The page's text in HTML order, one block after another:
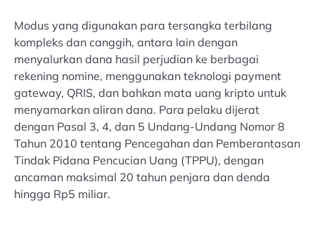
Modus yang digunakan para tersangka terbilang
kompleks dan canggih, antara lain dengan
menyalurkan dana hasil perjudian ke berbagai
rekening nomine, menggunakan teknologi payment
gateway, QRIS, dan bahkan mata uang kripto untuk
menyamarkan aliran dana. Para pelaku dijerat
dengan Pasal 3, 4, dan 5 Undang-Undang Nomor 8
Tahun 2010 tentang Pencegahan dan Pemberantasan
Tindak Pidana Pencucian Uang (TPPU), dengan
ancaman maksimal 20 tahun penjara dan denda
hingga Rp5 miliar.